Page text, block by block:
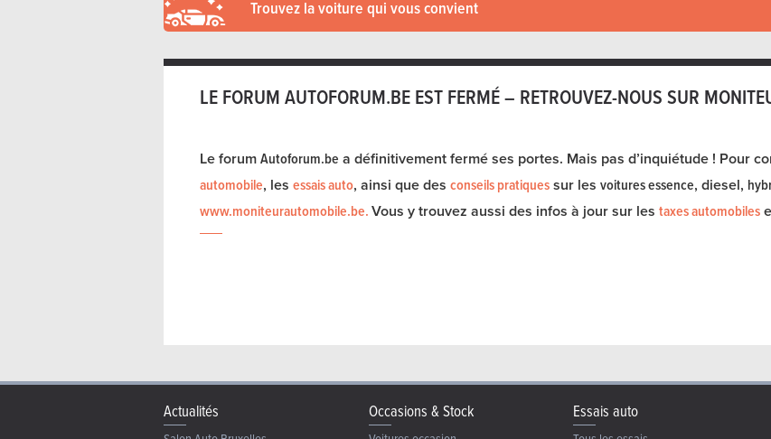
Trouvez la voiture qui vous convient
LE FORUM AUTOFORUM.BE EST FERMÉ – RETROUVEZ-NOUS SUR
Le forumAutoforum.be a définitivement fermé ses portes. Mais pas d’inquiétude ! Pour
automobile, les essais auto, ainsi que des conseils pratiquessur les voitures essence, diesel,
www.moniteurautomobile.be.Vous y trouvez aussi des infos à jour sur les taxes automobiles
Actualités Occasions & Stock Essais auto